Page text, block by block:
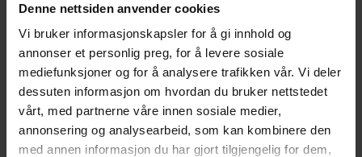
Denne nettsiden anvender cookies
Vi bruker informasjonskapsler for å gi innhold og
annonser et personlig preg, for å levere sosiale
mediefunksjoner og for å analysere trafikken vår. Vi deler
dessuten informasjon om hvordan du bruker nettstedet
vårt, med partnerne våre innen sosiale medier,
annonsering og analysearbeid, som kan kombinere den
med annen informasjon du har gjort tilgjengelig for dem,
Les mer